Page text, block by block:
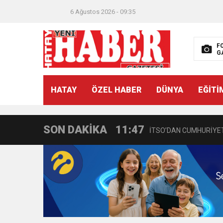
6 Ağustos 2026 - 09:35
HATAY ÖZEL HABER DÜNYA
SON DAKİKA
21:40
11:47 İTSO’DAN
18:55 İNCE’NİN CHP’DE
11:57 IŞIL Eczanesi Görkemli
21:40